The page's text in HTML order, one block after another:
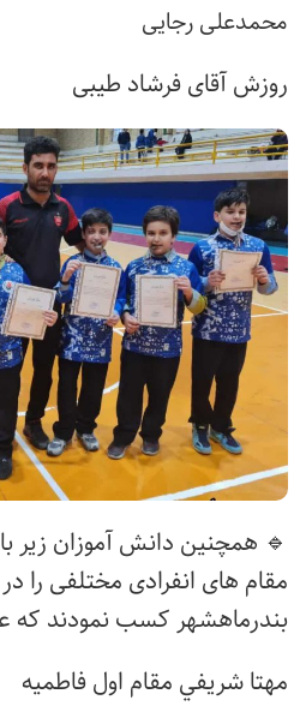
محمدعلی رجایی
روزش آقای فرشاد طیبی
🔹 همچنین دانش آموزان
مقام های انفرادی مختلفی
بندرماهشهر کسب نمودند که
مهتا شريفي مقام اول فاطمیه